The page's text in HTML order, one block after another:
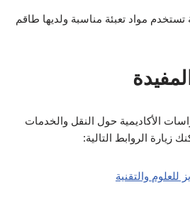
مواد تعبئة مناسبة ولديها طاقم
الأكاديمية حول النقل والخدمات
زيارة الروابط التالية:
والتقنية